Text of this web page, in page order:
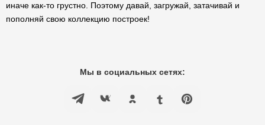
иначе как-то грустно. Поэтому давай, загружай, затачивай и
пополняй свою коллекцию построек!
Мы в социальных сетях: